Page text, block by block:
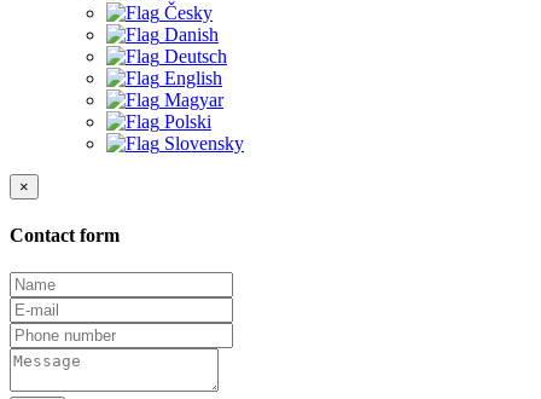
Česky
Danish
Deutsch
English
Magyar
Polski
Slovensky
×
Contact form